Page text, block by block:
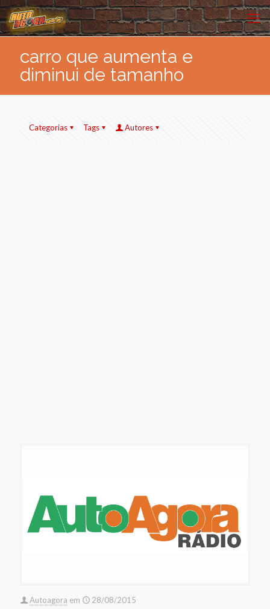
carro que aumenta e
diminui de tamanho
Categorias Tags Autores
Autoagora em 28/08/2015